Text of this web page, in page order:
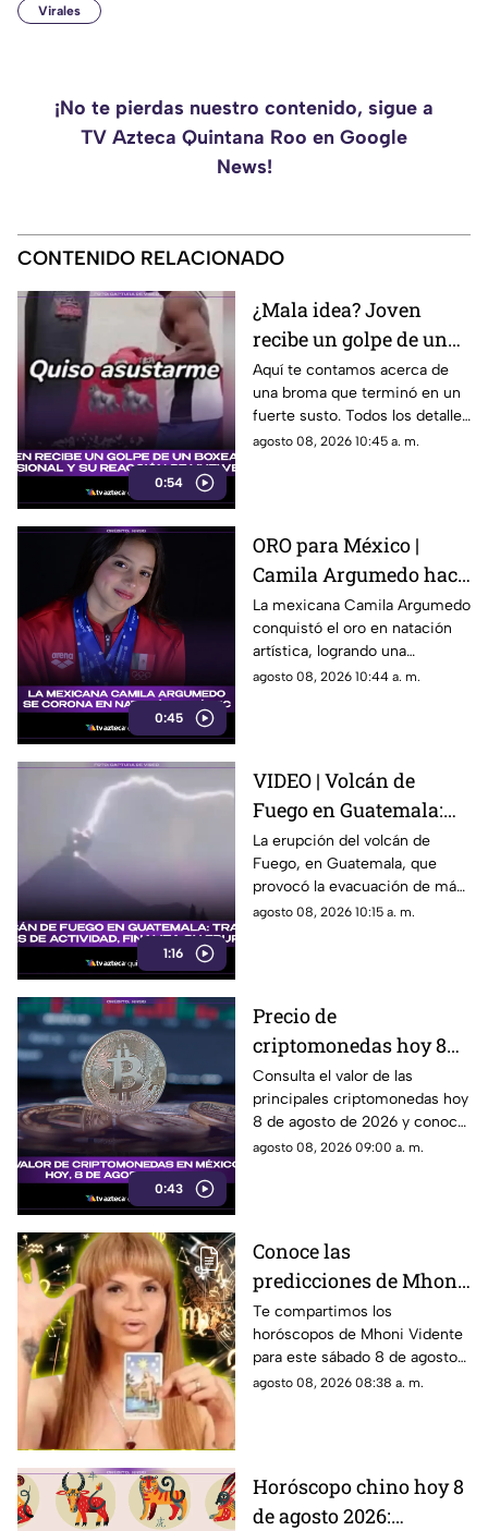
Virales
¡No te pierdas nuestro contenido, sigue a
TV Azteca Quintana Roo en Google
News!
CONTENIDO RELACIONADO
0:54
¿Mala idea? Joven
recibe un golpe de un
boxeador profesional y
su reacción se vuelve
viral en TikTok
Aquí te contamos acerca de
una broma que terminó en un
fuerte susto. Todos los detalles
sobre el video que se volvió
agosto 08, 2026 10:45 a. m.
0:45
ORO para México |
Camila Argumedo hace
historia y se corona en
natación artística
La mexicana Camila Argumedo
conquistó el oro en natación
artística, logrando una
histórica victoria para el
agosto 08, 2026 10:44 a. m.
1:16
VIDEO | Volcán de
Fuego en Guatemala:
Tras 50 horas de
actividad, finaliza su
erupción
La erupción del volcán de
Fuego, en Guatemala, que
provocó la evacuación de más
de 1,700 personas, finalizó tras
agosto 08, 2026 10:15 a. m.
0:43
Precio de
criptomonedas hoy 8
de agosto 2026 en
México: consulta
cuánto valen
Consulta el valor de las
principales criptomonedas hoy
8 de agosto de 2026 y conoce
cómo cotizan en México.
agosto 08, 2026 09:00 a. m.
Conoce las
predicciones de Mhoni
Vidente HOY, 8 de
agosto de 2026: ¿Qué le
espera en este sábado a
cada signo del zodiaco?
Te compartimos los
horóscopos de Mhoni Vidente
para este sábado 8 de agosto
de 2026 y sus predicciones
agosto 08, 2026 08:38 a. m.
Horóscopo chino hoy 8
de agosto 2026: